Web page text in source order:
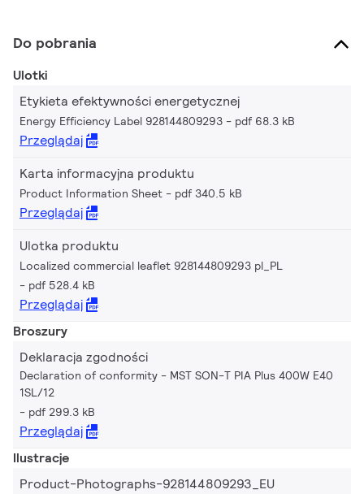
Do pobrania
Ulotki
Etykieta efektywności energetycznej
Energy Efficiency Label 928144809293 pdf 68.3 kB
Przeglądaj
Karta informacyjna produktu
Product Information Sheet pdf 340.5 kB
Przeglądaj
Ulotka produktu
Localized commercial leaflet 928144809293 pl_PL
pdf 528.4 kB
Przeglądaj
Broszury
Deklaracja zgodności
Declaration of conformity - MST SON-T PIA Plus 400W E40
1SL/12
pdf 299.3 kB
Przeglądaj
Ilustracje
Product-Photographs-928144809293_EU